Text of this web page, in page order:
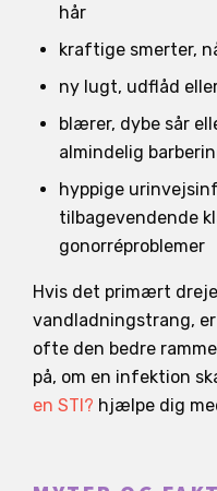
hår
kraftige smerter,
ny lugt, udflåd
blærer, dybe sår
almindelig
hyppige
tilbagevendende
gonorréproblemer
Hvis det primært
vandladningstrang, er
ofte den bedre
på, om en infektion
en STI? hjælpe dig